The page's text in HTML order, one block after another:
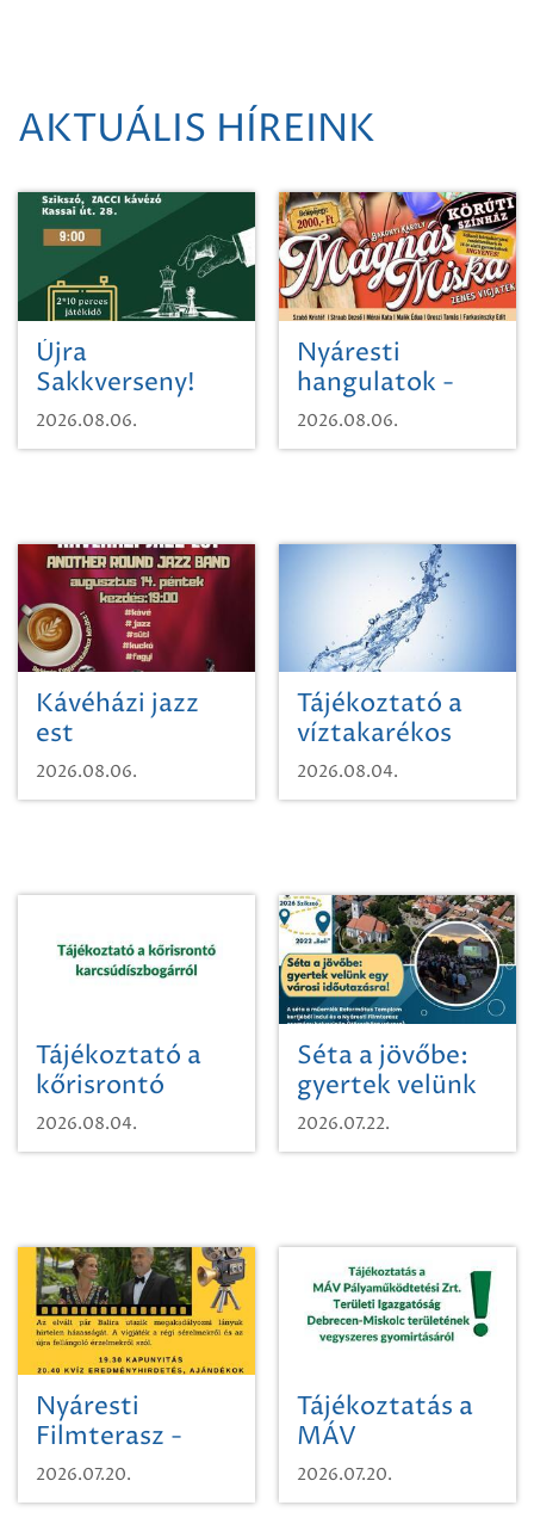
AKTUÁLIS HÍREINK
Újra
Sakkverseny!
2026.08.06.
Nyáresti
hangulatok -
Mágnás Miska
2026.08.06.
Kávéházi jazz
est
2026.08.06.
Tájékoztató a
víztakarékos
vízhasználatról
2026.08.04.
Tájékoztató a
kőrisrontó
karcsúdíszbogárról
2026.08.04.
Séta a jövőbe:
gyertek velünk
egy városi
időutazásra!
2026.07.22.
Nyáresti
Filmterasz -
Beugró a
Paradicsomba
2026.07.20.
Tájékoztatás a
MÁV
Pályaműködtetési
Zrt. Területi
2026.07.20.